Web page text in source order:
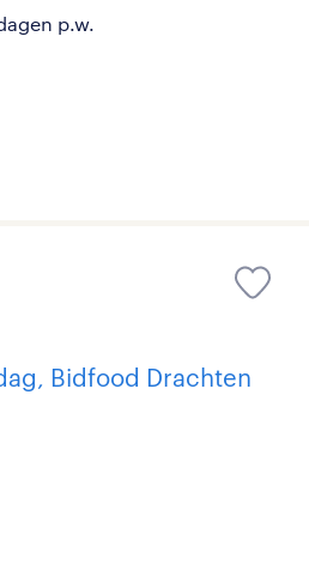
p.w.
Bidfood Drachten